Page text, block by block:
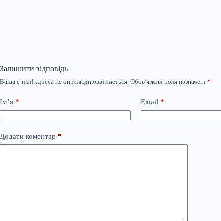
Залишити відповідь
Ваша e-mail адреса не оприлюднюватиметься. Обов’язкові поля позначені *
Ім’я * Email *
Додати коментар *